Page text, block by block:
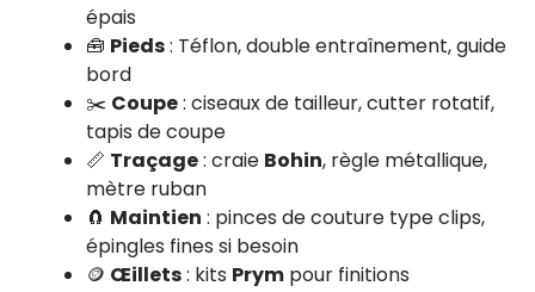
épais
🧰 Pieds: Téflon, double entraînement, guide
bord
✂️ Coupe: ciseaux de tailleur, cutter rotatif,
tapis de coupe
📏 Traçage: craie Bohin, règle métallique,
mètre ruban
🧲 Maintien : pinces de couture type clips,
épingles fines si besoin
🪙 Œillets: kits Prym pour finitions